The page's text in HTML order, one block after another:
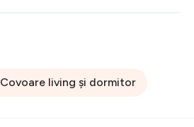
Covoare living și dormitor